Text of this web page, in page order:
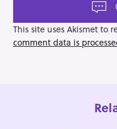
g
a
t
This site uses Akismet to
comment data is